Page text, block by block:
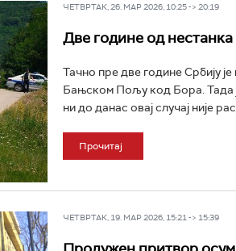
ЧЕТВРТАК, 26. МАР 2026, 10:25 -> 20:19
Две године од
Тачно пре две године Србију
Бањском Пољу код Бора. Тада
ни до данас овај случај није
Прочитај
ЧЕТВРТАК, 19. МАР 2026, 15:21 -> 15:39